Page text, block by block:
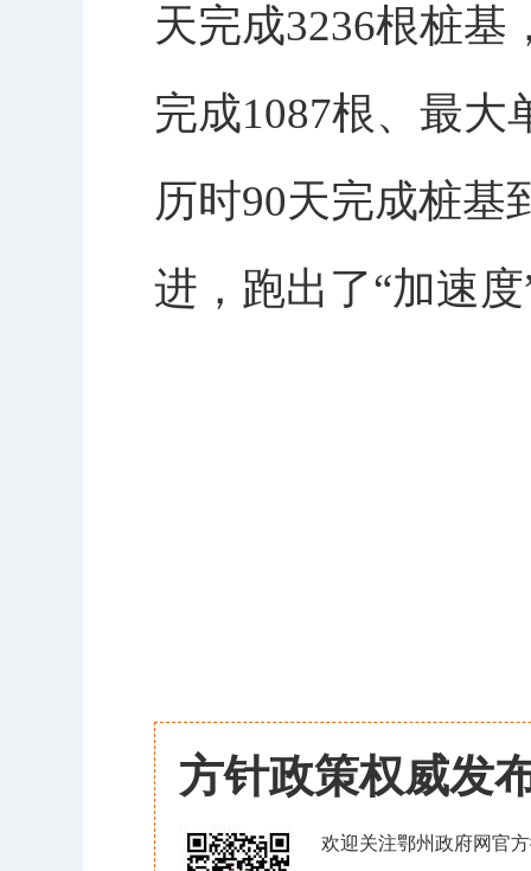
天完成3236根桩基
完成1087根、最大
历时90天完成桩基
进，跑出了“加速度
方针政策权威发
欢迎关注鄂州政府网官